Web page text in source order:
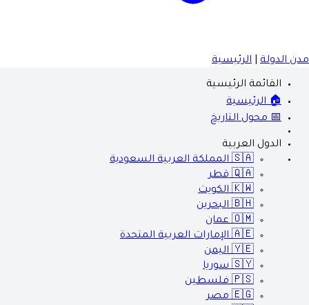
مدن الدولة الرئيسية
القائمة الرئيسية
🏠 الرئيسية
📅 محول التاريخ
الدول العربية
🇸🇦 المملكة العربية السعودية
🇶🇦 قطر
🇰🇼 الكويت
🇧🇭 البحرين
🇴🇲 عمان
🇦🇪 الإمارات العربية المتحدة
🇾🇪 اليمن
🇸🇾 سوريا
🇵🇸 فلسطين
🇪🇬 مصر